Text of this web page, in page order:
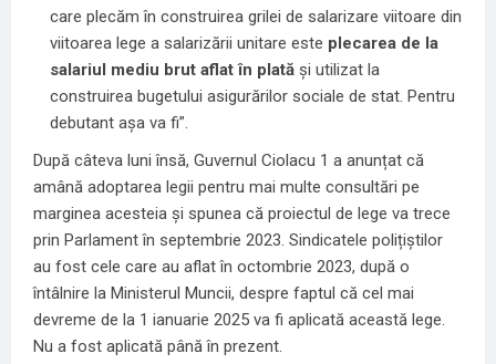
care plecăm în construirea grilei de salarizare viitoare din
viitoarea lege a salarizării unitare este plecarea de la
salariul mediu brut aflat în plată și utilizat la
construirea bugetului asigurărilor sociale de stat. Pentru
debutant așa va fi”.
După câteva luni însă, Guvernul Ciolacu 1 a anunțat că
amână adoptarea legii pentru mai multe consultări pe
marginea acesteia și spunea că proiectul de lege va trece
prin Parlament în septembrie 2023. Sindicatele polițiștilor
au fost cele care au aflat în octombrie 2023, după o
întâlnire la Ministerul Muncii, despre faptul că cel mai
devreme de la 1 ianuarie 2025 va fi aplicată această lege.
Nu a fost aplicată până în prezent.